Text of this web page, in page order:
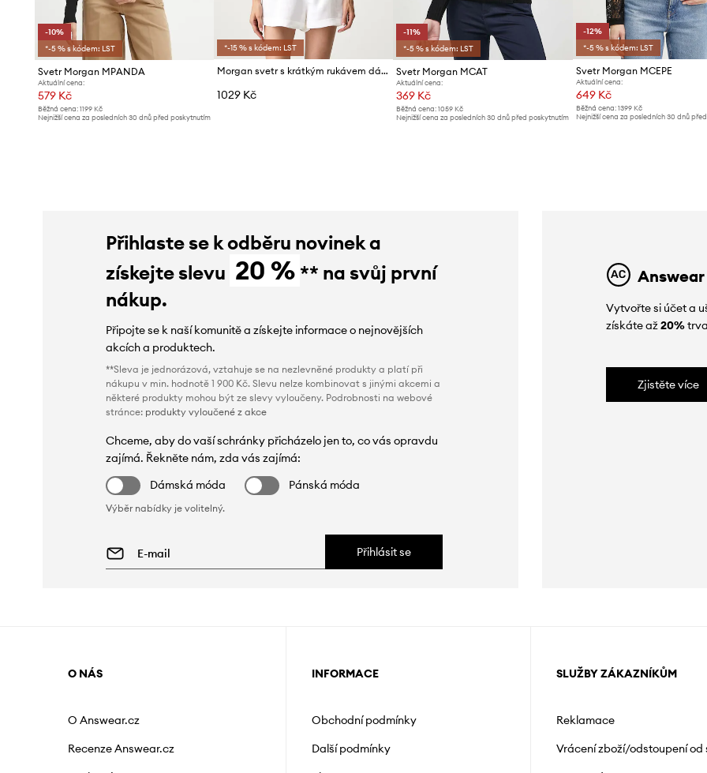
-10%
*-5 % s kódem: LST
Svetr Morgan MPANDA
Aktuální cena:
579 Kč
Běžná cena: 1199 Kč
Nejnižší cena za posledních 30 dnů před poskytnutím
*-15 % s kódem: LST
Morgan svetr s krátkým rukávem dámský s viskózou
1029 Kč
-11%
*-5 % s kódem: LST
Svetr Morgan MCAT
Aktuální cena:
369 Kč
Běžná cena: 1059 Kč
Nejnižší cena za posledních 30 dnů před poskytnutím
-12%
*-5 % s kódem: LST
Svetr Morgan MCEPE
Aktuální cena:
649 Kč
Běžná cena: 1399 Kč
Nejnižší cena za posledních 30 dnů
Přihlaste se k odběru novinek a
získejte slevu 20 % ** na svůj první
nákup.
Připojte se k naší komunitě a získejte informace o nejnovějších
akcích a produktech.
**Sleva je jednorázová, vztahuje se na nezlevněné produkty a platí při
nákupu v min. hodnotě 1 900 Kč. Slevu nelze kombinovat s jinými akcemi a
některé produkty mohou být ze slevy vyloučeny. Podrobnosti na webové
stránce: produkty vyloučené z akce
Chceme, aby do vaší schránky přicházelo jen to, co vás opravdu
zajímá. Řekněte nám, zda vás zajímá:
Dámská móda
Pánská móda
Výběr nabídky je volitelný.
Přihlásit se
Vytvořte si účet a
získáte až20%
Zjistěte více
O NÁS
O Answear.cz
Recenze Answear.cz
INFORMACE
Obchodní podmínky
Další podmínky
SLUŽBY ZÁKAZNÍKŮM
Reklamace
Vrácení zboží/odstoupení od